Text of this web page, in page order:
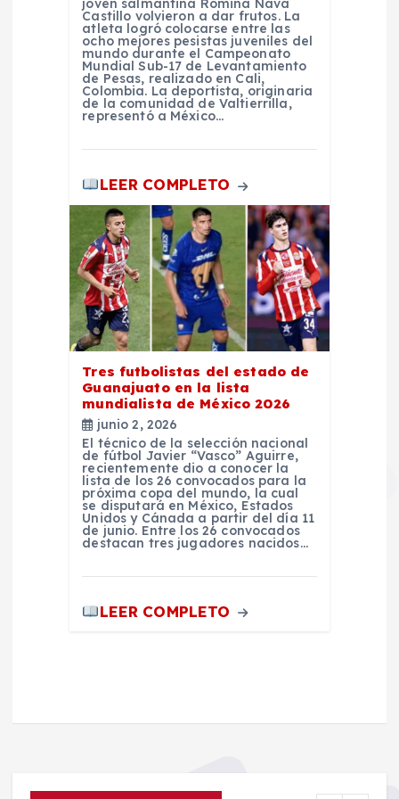
joven salmantina Romina Nava
Castillo volvieron a dar frutos. La
atleta logró colocarse entre las
ocho mejores pesistas juveniles del
mundo durante el Campeonato
Mundial Sub-17 de Levantamiento
de Pesas, realizado en Cali,
Colombia. La deportista, originaria
de la comunidad de Valtierrilla,
representó a México…
LEER COMPLETO
Tres futbolistas del estado de
Guanajuato en la lista
mundialista de México 2026
junio 2, 2026
El técnico de la selección nacional
de fútbol Javier “Vasco” Aguirre,
recientemente dio a conocer la
lista de los 26 convocados para la
próxima copa del mundo, la cual
se disputará en México, Estados
Unidos y Cánada a partir del día 11
de junio. Entre los 26 convocados
destacan tres jugadores nacidos…
LEER COMPLETO